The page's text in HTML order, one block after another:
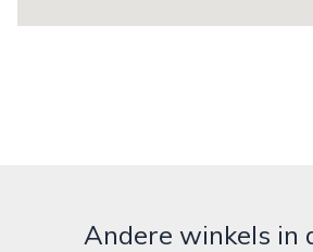
Andere winkels in